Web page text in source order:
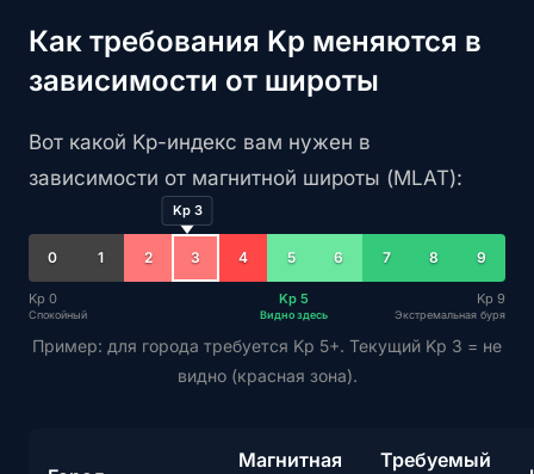
Как требования Kp меняются в
зависимости от широты
Вот какой Kp-индекс вам нужен в
зависимости от магнитной широты (MLAT):
0 1 2 3 4 5 6 7 8 9
Kp 0
Спокойный
Kp 5
Видно здесь
Kp 9
Экстремальная буря
Kp 3
Пример: для города требуется Kp 5+. Текущий Kp 3 = не
видно (красная зона).
Магнитная Требуемый